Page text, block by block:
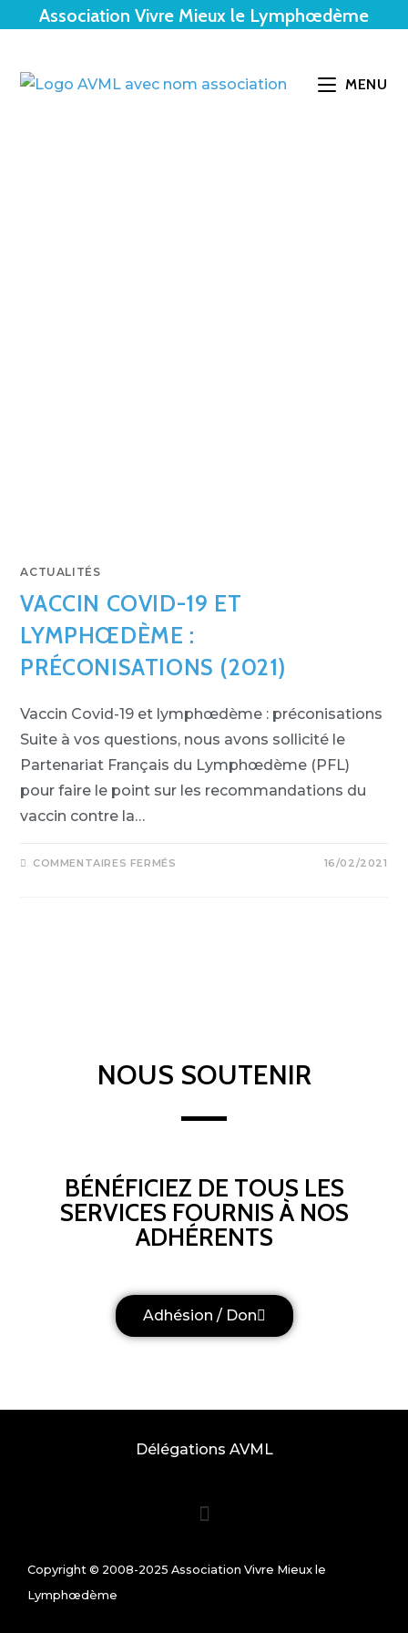
Association Vivre Mieux le Lymphœdème
MENU
ACTUALITÉS
VACCIN COVID-19 ET
LYMPHŒDÈME :
PRÉCONISATIONS (2021)
Vaccin Covid-19 et lymphœdème : préconisations
Suite à vos questions, nous avons sollicité le
Partenariat Français du Lymphœdème (PFL)
pour faire le point sur les recommandations du
vaccin contre la…
COMMENTAIRES FERMÉS 16/02/2021
NOUS SOUTENIR
BÉNÉFICIEZ DE TOUS LES
SERVICES FOURNIS À NOS
ADHÉRENTS
Adhésion / Don
Copyright © 2008-2025 Association Vivre Mieux le
Lymphœdème
Délégations AVML